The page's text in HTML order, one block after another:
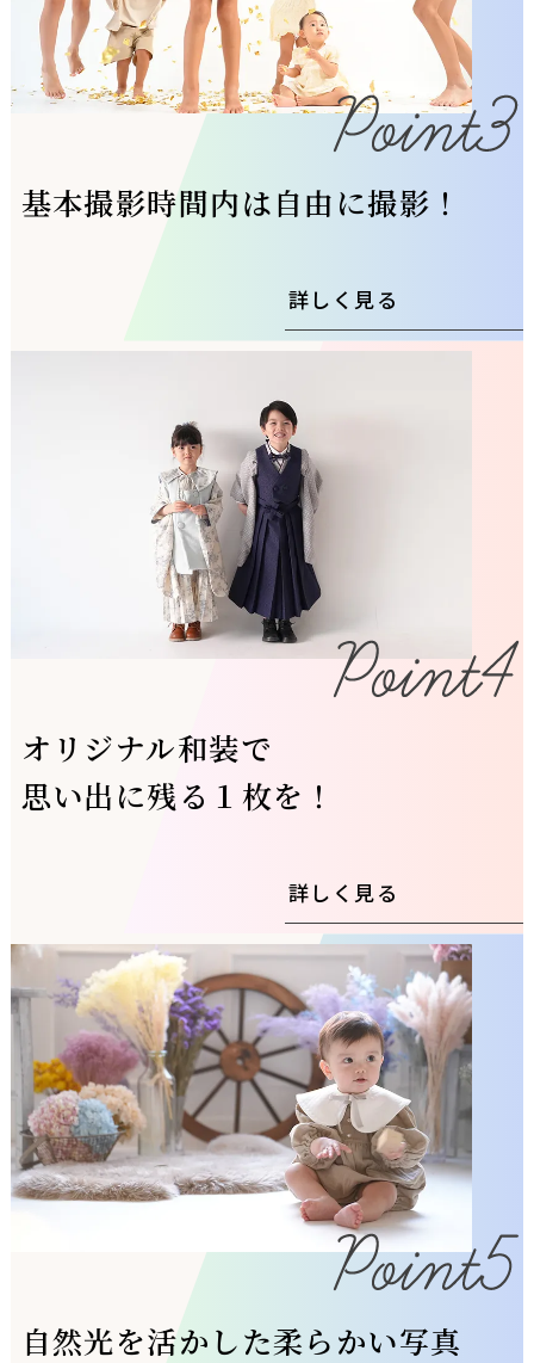
基本撮影時間内は自由に撮影！
詳しく見る
オリジナル和装で
思い出に残る１枚を！
詳しく見る
自然光を活かした柔らかい写真